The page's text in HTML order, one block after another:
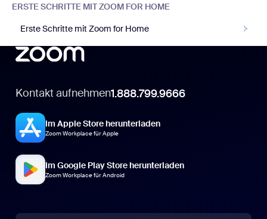
ERSTE SCHRITTE MIT ZOOM FOR HOME
Erste Schritte mit Zoom for Home
Kontakt aufnehmen1.888.799.9666
Im Apple Store herunterladen
Zoom Workplace für Apple
Im Google Play Store herunterladen
Zoom Workplace für Android